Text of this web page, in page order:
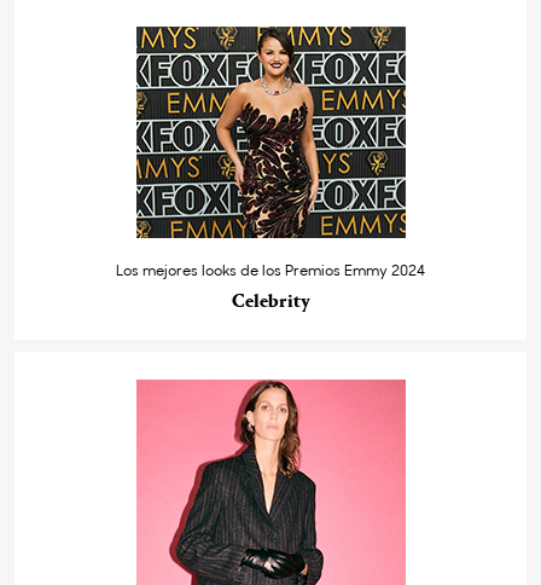
Los mejores looks de los Premios Emmy 2024
Celebrity